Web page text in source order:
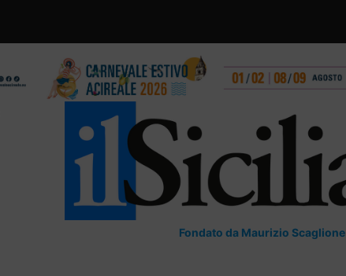
Fondato da Maurizio Scaglione